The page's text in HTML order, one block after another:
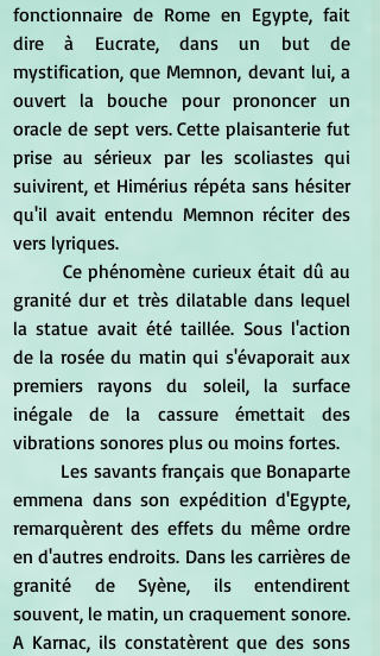
fonctionnaire de Rome en Egypte, fait
dire à Eucrate, dans un but de
mystification, que Memnon, devant lui, a
ouvert la bouche pour prononcer un
oracle de sept vers. Cette plaisanterie fut
prise au sérieux par les scoliastes qui
suivirent, et Himérius répéta sans hésiter
qu'il avait entendu Memnon réciter des
vers lyriques.
granité dur et très dilatable dans lequel
la statue avait été taillée. Sous l'action
de la rosée du matin qui s'évaporait aux
premiers rayons du soleil, la surface
inégale de la cassure émettait des
vibrations sonores plus ou moins fortes.
emmena dans son expédition d'Egypte,
remarquèrent des effets du même ordre
en d'autres endroits. Dans les carrières de
granité de Syène, ils entendirent
souvent, le matin, un craquement sonore.
A Karnac, ils constatèrent que des sons